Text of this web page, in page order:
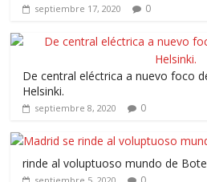
septiembre 17, 2020 0
De central eléctrica a nuevo foco
Helsinki.
septiembre 8, 2020 0
rinde al voluptuoso mundo de